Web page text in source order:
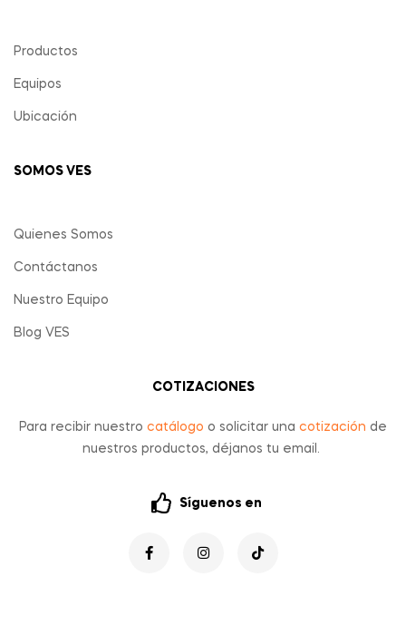
Productos
Equipos
Ubicación
SOMOS VES
Quienes Somos
Contáctanos
Nuestro Equipo
Blog VES
COTIZACIONES
Para recibir nuestro catálogo o solicitar una cotización de
nuestros productos, déjanos tu email.
Síguenos en